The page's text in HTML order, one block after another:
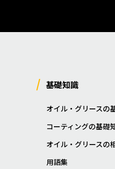
基礎知識
オイル・グリースの
コーティングの基礎
オイル・グリースの
用語集